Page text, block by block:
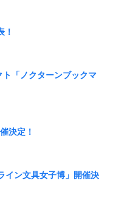
！
「ノクターンブックマ
決定！
イン文具女子博」開催決